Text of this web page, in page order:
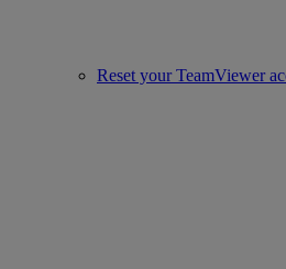
Reset your TeamViewer